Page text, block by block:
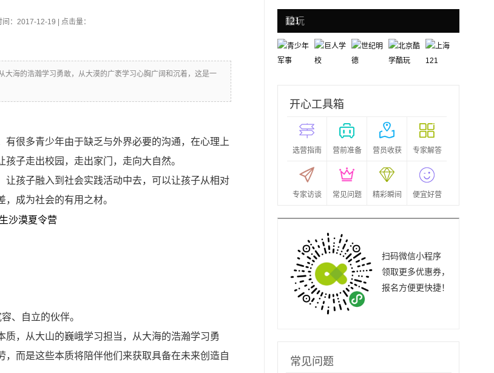
间：2017-12-19 | 点击量：
海的浩瀚学习勇敢，从大漠的广袤学习心胸广阔和沉着，这是一
很多青少年由于缺乏与外界必要的沟通，在心理上
子走出校园，走出家门，走向大自然。
让孩子融入到社会实践活动中去，可以让孩子从相对
成为社会的有用之材。
、自立的伙伴。
质，从大山的巍峨学习担当，从大海的浩瀚学习勇
而是这些本质将陪伴他们来获取具备在未来创造自
军事
校
德
酷玩
121
开心工具箱
选营指南 营前准备 营员收获 专家解答
专家访谈 常见问题 精彩瞬间 便宜好营
扫码微信小程序
领取更多优惠券，
报名方便更快捷！
常见问题